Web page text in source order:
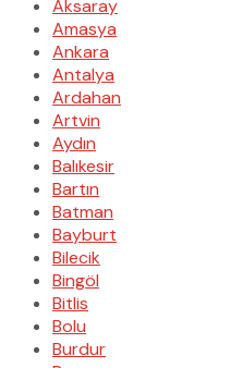
Aksaray
Amasya
Ankara
Antalya
Ardahan
Artvin
Aydın
Balıkesir
Bartın
Batman
Bayburt
Bilecik
Bingöl
Bitlis
Bolu
Burdur